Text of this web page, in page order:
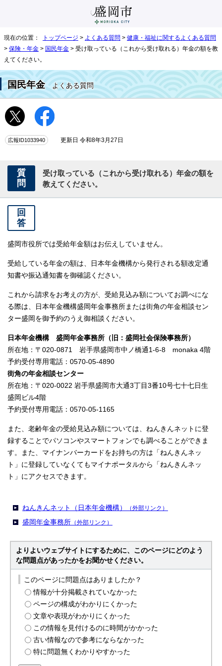
現在の位置： トップページ > よくある質問 > 健康・福祉に関するよくある質問
> 保険・年金 > 国民年金 > 受け取っている（これから受け取れる）年金の額を教
えてください。
国民年金よくある質問
広報ID1033940 更新日 令和8年3月27日
質
問
受け取っている（これから受け取れる）年金の額を
教えてください。
回
答
盛岡市役所では受給年金額はお伝えしていません。
受給している年金の額は、日本年金機構から発行される額改定通
知書や振込通知書を御確認ください。
これから請求をお考えの方が、受給見込み額についてお調べにな
る際は、日本年金機構盛岡年金事務所または街角の年金相談セン
ター盛岡を御予約のうえ御相談ください。
日本年金機構 盛岡年金事務所（旧：盛岡社会保険事務所）
所在地：〒020-0871 岩手県盛岡市中ノ橋通1-6-8 monaka 4階
予約受付専用電話：0570-05-4890
街角の年金相談センター
所在地：〒020-0022 岩手県盛岡市大通3丁目3番10号七十七日生
盛岡ビル4階
予約受付専用電話：0570-05-1165
また、老齢年金の受給見込み額については、ねんきんネットに登
録することでパソコンやスマートフォンでも調べることができま
す。また、マイナンバーカードをお持ちの方は「ねんきんネッ
ト」に登録していなくてもマイナポータルから「ねんきんネッ
ト」にアクセスできます。
ねんきんネット（日本年金機構） （外部リンク）
盛岡年金事務所 （外部リンク）
よりよいウェブサイトにするために、このページにどのよう
な問題点があったかをお聞かせください。
このページに問題点はありましたか？
情報が十分掲載されていなかった
ページの構成がわかりにくかった
文章や表現がわかりにくかった
この情報を見付けるのに時間がかかった
古い情報なので参考にならなかった
特に問題無くわかりやすかった